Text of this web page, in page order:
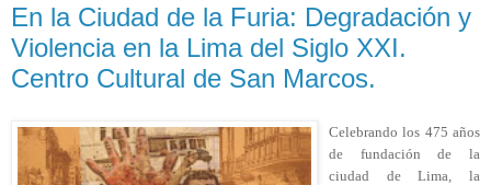
En la Ciudad de la Furia: Degradación y
Violencia en la Lima del Siglo XXI.
Centro Cultural de San Marcos.
Celebrando los 475 años
de fundación de la
ciudad de Lima, la